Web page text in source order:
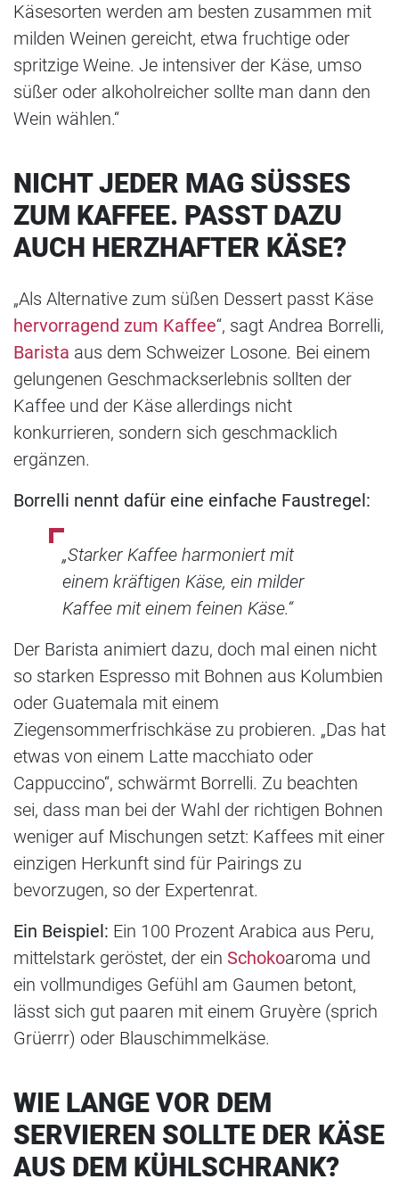
Käsesorten werden am besten zusammen mit
milden Weinen gereicht, etwa fruchtige oder
spritzige Weine. Je intensiver der Käse, umso
süßer oder alkoholreicher sollte man dann den
Wein wählen.“
NICHT JEDER MAG SÜSSES Z
UM KAFFEE. PASST DAZU A
UCH HERZHAFTER KÄSE?
„Als Alternative zum süßen Dessert passt Käse
hervorragend zum Kaffee“, sagt Andrea Borrelli,
Barista aus dem Schweizer Losone. Bei einem
gelungenen Geschmackserlebnis sollten der
Kaffee und der Käse allerdings nicht
konkurrieren, sondern sich geschmacklich
ergänzen.
Borrelli nennt dafür eine einfache Faustregel:
„Starker Kaffee harmoniert mit
einem kräftigen Käse, ein milder
Kaffee mit einem feinen Käse.“
Der Barista animiert dazu, doch mal einen nicht
so starken Espresso mit Bohnen aus Kolumbien
oder Guatemala mit einem
Ziegensommerfrischkäse zu probieren. „Das hat
etwas von einem Latte macchiato oder
Cappuccino“, schwärmt Borrelli. Zu beachten
sei, dass man bei der Wahl der richtigen Bohnen
weniger auf Mischungen setzt: Kaffees mit einer
einzigen Herkunft sind für Pairings zu
bevorzugen, so der Expertenrat.
Ein Beispiel: Ein 100 Prozent Arabica aus Peru,
mittelstark geröstet, der ein Schokoaroma und
ein vollmundiges Gefühl am Gaumen betont,
lässt sich gut paaren mit einem Gruyère (sprich
Grüerrr) oder Blauschimmelkäse.
WIE LANGE VOR DEM
SERVIEREN SOLLTE DER KÄSE
AUS DEM KÜHLSCHRANK?